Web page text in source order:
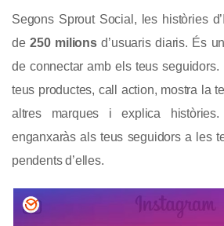
Segons Sprout Social, les històries
de250 milionsd’usuaris diaris. És
de connectar amb els teus
teus productes, call action, mostra la
altres marques i explica històries.
enganxaràs als teus seguidors a les
pendents d’elles.